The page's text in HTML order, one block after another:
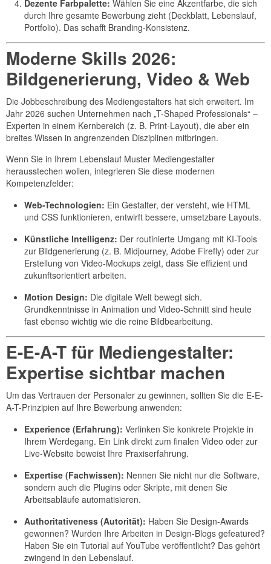
Dezente Farbpalette: Wählen Sie eine Akzentfarbe, die sich
durch Ihre gesamte Bewerbung zieht (Deckblatt, Lebenslauf,
Portfolio). Das schafft Branding-Konsistenz.
Moderne Skills 2026:
Bildgenerierung, Video & Web
Die Jobbeschreibung des Mediengestalters hat sich erweitert. Im
Jahr 2026 suchen Unternehmen nach „T-Shaped Professionals“ –
Experten in einem Kernbereich (z. B. Print-Layout), die aber ein
breites Wissen in angrenzenden Disziplinen mitbringen.
Wenn Sie in Ihrem Lebenslauf Muster Mediengestalter
herausstechen wollen, integrieren Sie diese modernen
Kompetenzfelder:
Web-Technologien: Ein Gestalter, der versteht, wie HTML
und CSS funktionieren, entwirft bessere, umsetzbare Layouts.
Künstliche Intelligenz: Der routinierte Umgang mit KI-Tools
zur Bildgenerierung (z. B. Midjourney, Adobe Firefly) oder zur
Erstellung von Video-Mockups zeigt, dass Sie effizient und
zukunftsorientiert arbeiten.
Motion Design: Die digitale Welt bewegt sich.
Grundkenntnisse in Animation und Video-Schnitt sind heute
fast ebenso wichtig wie die reine Bildbearbeitung.
E-E-A-T für Mediengestalter:
Expertise sichtbar machen
Um das Vertrauen der Personaler zu gewinnen, sollten Sie die E-E-
A-T-Prinzipien auf Ihre Bewerbung anwenden:
Experience (Erfahrung): Verlinken Sie konkrete Projekte in
Ihrem Werdegang. Ein Link direkt zum finalen Video oder zur
Live-Website beweist Ihre Praxiserfahrung.
Expertise (Fachwissen): Nennen Sie nicht nur die Software,
sondern auch die Plugins oder Skripte, mit denen Sie
Arbeitsabläufe automatisieren.
Authoritativeness (Autorität): Haben Sie Design-Awards
gewonnen? Wurden Ihre Arbeiten in Design-Blogs gefeatured?
Haben Sie ein Tutorial auf YouTube veröffentlicht? Das gehört
zwingend in den Lebenslauf.